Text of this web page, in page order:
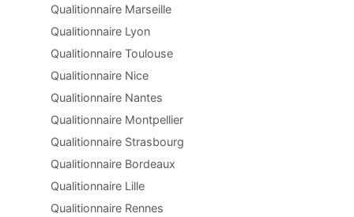
Qualitionnaire Marseille
Qualitionnaire Lyon
Qualitionnaire Toulouse
Qualitionnaire Nice
Qualitionnaire Nantes
Qualitionnaire Montpellier
Qualitionnaire Strasbourg
Qualitionnaire Bordeaux
Qualitionnaire Lille
Qualitionnaire Rennes